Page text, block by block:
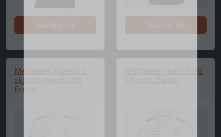
Handle nå Handle nå
Mercedes Kjørers T-
skjorte med Korte
Ermer
Mercedes Team Polo
Skjorte, Dame